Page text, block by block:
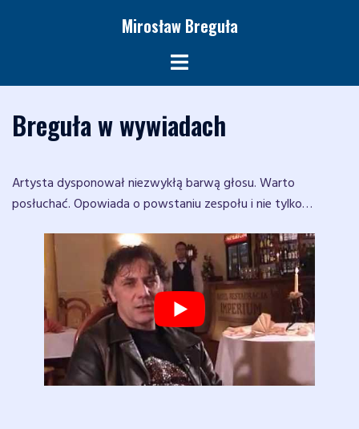
Mirosław Breguła
Menu
Breguła w wywiadach
Artysta dysponował niezwykłą barwą głosu. Warto
posłuchać. Opowiada o powstaniu zespołu i nie tylko…